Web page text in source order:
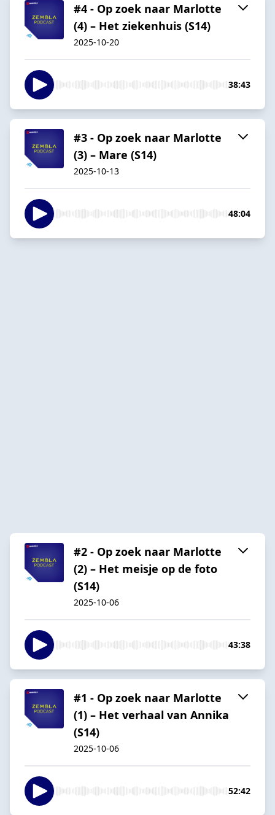
#4 - Op zoek naar Marlotte
(4) – Het ziekenhuis (S14)
2025-10-20
38:43
#3 - Op zoek naar Marlotte
(3) – Mare (S14)
2025-10-13
48:04
#2 - Op zoek naar Marlotte
(2) – Het meisje op de foto
(S14)
2025-10-06
43:38
#1 - Op zoek naar Marlotte
(1) – Het verhaal van Annika
(S14)
2025-10-06
52:42